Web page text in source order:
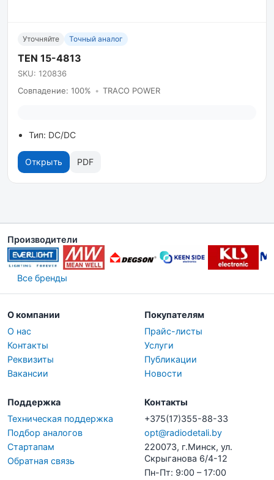
Уточняйте Точный аналог
TEN 15-4813
SKU: 120836
Совпадение: 100% • TRACO POWER
Тип: DC/DC
Открыть PDF
Производители
Все бренды
О компании
О нас
Контакты
Реквизиты
Вакансии
Покупателям
Прайс-листы
Услуги
Публикации
Новости
Поддержка
Техническая поддержка
Подбор аналогов
Стартапам
Обратная связь
Контакты
+375(17)355-88-33
opt@radiodetali.by
220073, г.Минск, ул.
Скрыганова 6/4-12
Пн-Пт: 9:00 – 17:00